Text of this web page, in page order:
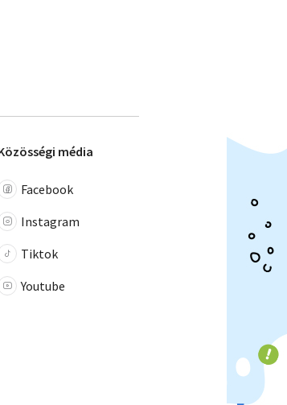
média
Facebook
Instagram
Tiktok
Youtube